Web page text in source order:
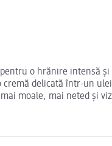
o hrănire intensă
cremă delicată într-un
moale, mai neted și